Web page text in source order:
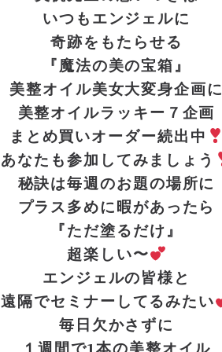
いつもエンジェルに
奇跡をもたらせる
『魔法の美の宝箱』
美整オイル美女大変身企画に
美整オイルラッキー７企画
まとめ買いオーダー続出中
あなたも参加してみましょう
秘訣は毎週のお題の場所に
プラス多めに暇があったら
『ただ塗るだけ』
超楽しい〜
エンジェルの皆様と
遠隔でセミナーしてるみたい
毎日欠かさずに